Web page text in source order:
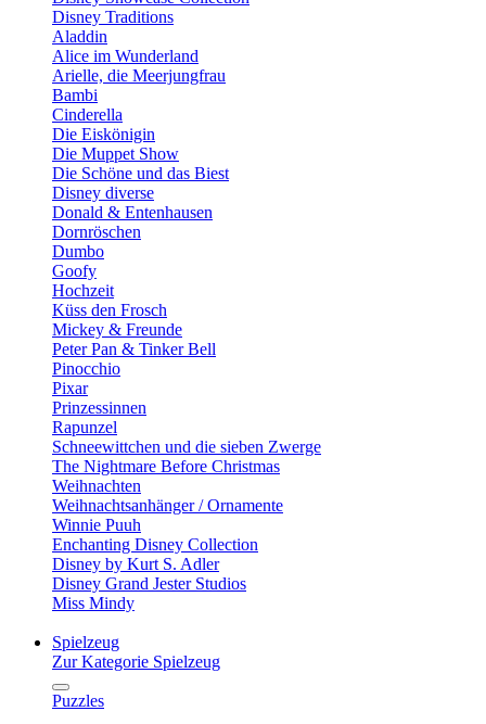
Disney Traditions
Aladdin
Alice im Wunderland
Arielle, die Meerjungfrau
Bambi
Cinderella
Die Eiskönigin
Die Muppet Show
Die Schöne und das Biest
Disney diverse
Donald & Entenhausen
Dornröschen
Dumbo
Goofy
Hochzeit
Küss den Frosch
Mickey & Freunde
Peter Pan & Tinker Bell
Pinocchio
Pixar
Prinzessinnen
Rapunzel
Schneewittchen und die sieben Zwerge
The Nightmare Before Christmas
Weihnachten
Weihnachtsanhänger / Ornamente
Winnie Puuh
Enchanting Disney Collection
Disney by Kurt S. Adler
Disney Grand Jester Studios
Miss Mindy
Spielzeug
Zur Kategorie Spielzeug
Puzzles